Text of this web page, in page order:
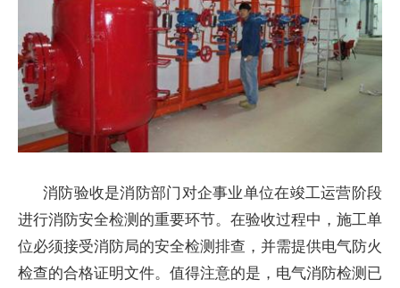
消防验收是消防部门对企事业单位在竣工运营阶段
进行消防安全检测的重要环节。在验收过程中，施工单
位必须接受消防局的安全检测排查，并需提供电气防火
检查的合格证明文件。值得注意的是，电气消防检测已